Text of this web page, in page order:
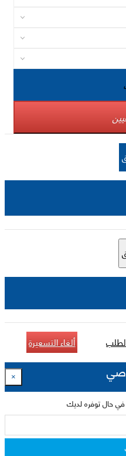
ألغاء التسعيرة
×
في حال توفره لديك